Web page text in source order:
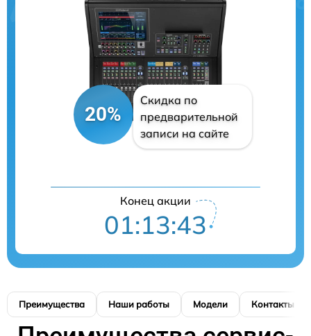
20%
Скидка по
предварительной
записи на сайте
Конец акции
01:13:43
Преимущества Наши работы Модели Контакты